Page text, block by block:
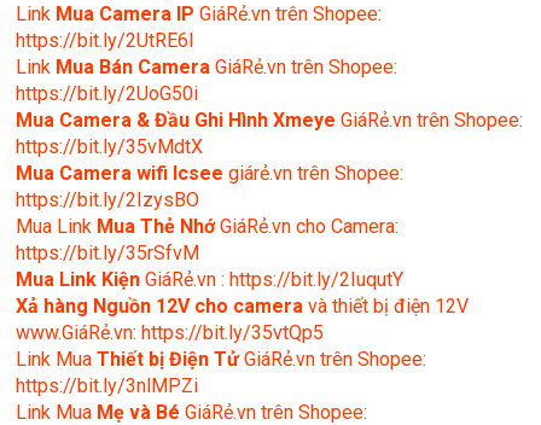
Link Mua Camera IP GiáRẻ.vn trên Shopee:
https://bit.ly/2UtRE6l
Link Mua Bán CameraGiáRẻ.vn trên Shopee:
https://bit.ly/2UoG50i
Mua Camera & Đầu Ghi Hình XmeyeGiáRẻ.vn trên Shopee:
https://bit.ly/35vMdtX
Mua Camera wifi Icsee giárẻ.vn trên Shopee:
https://bit.ly/2IzysBO
Mua Link Mua Thẻ NhớGiáRẻ.vn cho Camera:
https://bit.ly/35rSfvM
Mua Link KiệnGiáRẻ.vn : https://bit.ly/2IuqutY
Xả hàng Nguồn 12V cho cameravà thiết bị điện 12V
www.GiáRẻ.vn: https://bit.ly/35vtQp5
Link MuaThiết bị Điện TửGiáRẻ.vn trên Shopee:
https://bit.ly/3nlMPZi
Link Mua Mẹ và Bé GiáRẻ.vn trên Shopee: